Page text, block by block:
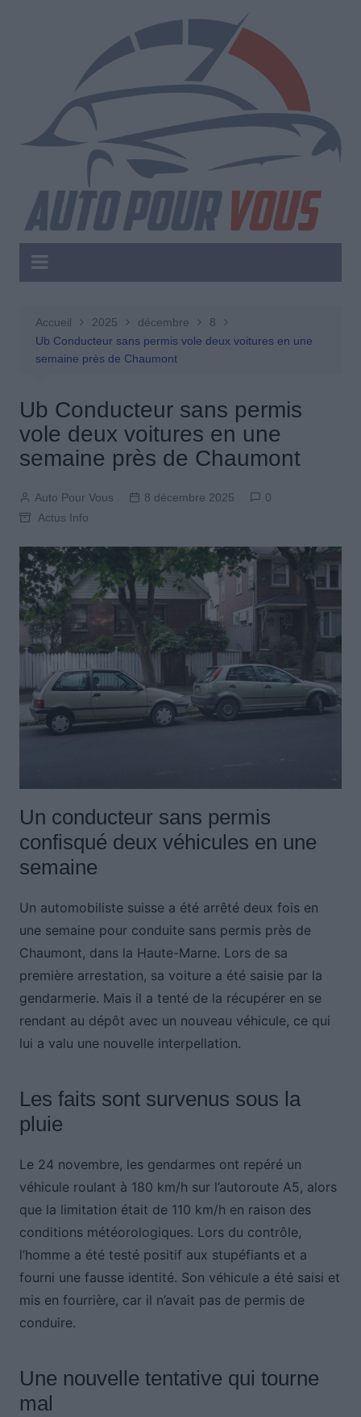
Accueil 2025 décembre
8
Ub Conducteur sans permis vole deux voitures en une
semaine près de Chaumont
Ub Conducteur sans permis
vole deux voitures en une
semaine près de Chaumont
Auto Pour Vous 8 décembre 2025
0
Actus Info
Un conducteur sans permis
confisqué deux véhicules en une
semaine
Un automobiliste suisse a été arrêté deux fois en
une semaine pour conduite sans permis près de
Chaumont, dans la Haute-Marne. Lors de sa
première arrestation, sa voiture a été saisie par la
gendarmerie. Mais il a tenté de la récupérer en se
rendant au dépôt avec un nouveau véhicule, ce qui
lui a valu une nouvelle interpellation.
Les faits sont survenus sous la
pluie
Le 24 novembre, les gendarmes ont repéré un
véhicule roulant à 180 km/h sur l’autoroute A5, alors
que la limitation était de 110 km/h en raison des
conditions météorologiques. Lors du contrôle,
l’homme a été testé positif aux stupéfiants et a
fourni une fausse identité. Son véhicule a été saisi et
mis en fourrière, car il n’avait pas de permis de
conduire.
Une nouvelle tentative qui tourne
mal